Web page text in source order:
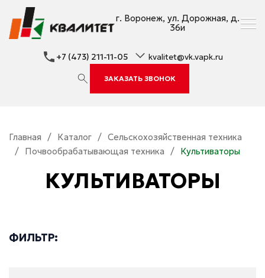
г. Воронеж, ул. Дорожная, д.
36и
+7 (473) 211-11-05 kvalitet@vk.vapk.ru
ЗАКАЗАТЬ ЗВОНОК
Главная / Каталог / Сельскохозяйственная техника
/ Почвообрабатывающая техника / Культиваторы
КУЛЬТИВАТОРЫ
ФИЛЬТР: